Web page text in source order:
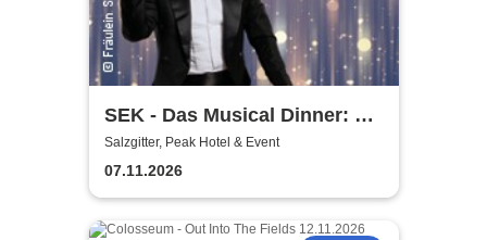
SEK - Das Musical Dinner: A
Broadway Night
Salzgitter, Peak Hotel & Event
07.11.2026